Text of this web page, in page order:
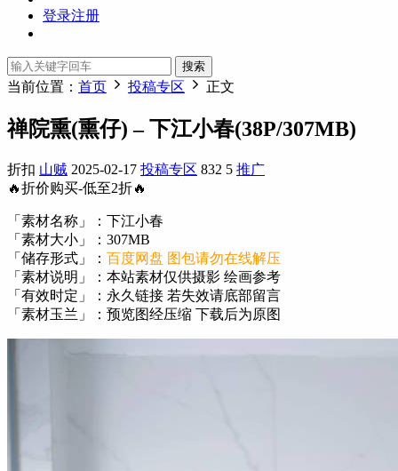
登录注册
搜索
当前位置： 首页 投稿专区 正文
禅院熏(熏仔) – 下江小春(38P/307MB)
折扣 山贼 2025-02-17 投稿专区 832 5 推广
🔥折价购买-低至2折🔥
「素材名称」：下江小春
「素材大小」：307MB
「储存形式」： 百度网盘 图包请勿在线解压
「素材说明」：本站素材仅供摄影 绘画参考
「有效时定」：永久链接 若失效请底部留言
「素材玉兰」：预览图经压缩 下载后为原图